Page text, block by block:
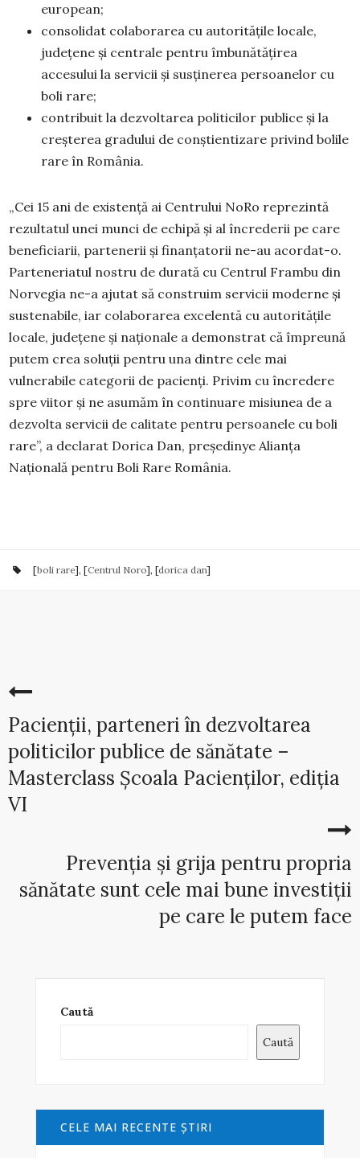
european;
consolidat colaborarea cu autoritățile locale,
județene și centrale pentru îmbunătățirea
accesului la servicii și susținerea persoanelor cu
boli rare;
contribuit la dezvoltarea politicilor publice și la
creșterea gradului de conștientizare privind bolile
rare în România.
„Cei 15 ani de existență ai Centrului NoRo reprezintă
rezultatul unei munci de echipă și al încrederii pe care
beneficiarii, partenerii și finanțatorii ne-au acordat-o.
Parteneriatul nostru de durată cu Centrul Frambu din
Norvegia ne-a ajutat să construim servicii moderne și
sustenabile, iar colaborarea excelentă cu autoritățile
locale, județene și naționale a demonstrat că împreună
putem crea soluții pentru una dintre cele mai
vulnerabile categorii de pacienți. Privim cu încredere
spre viitor și ne asumăm în continuare misiunea de a
dezvolta servicii de calitate pentru persoanele cu boli
rare”, a declarat Dorica Dan, președinye Alianța
Națională pentru Boli Rare România.
[boli rare], [Centrul Noro], [dorica dan]
Pacienții, parteneri în dezvoltarea
politicilor publice de sănătate –
Masterclass Școala Pacienților, ediția
VI
Prevenția și grija pentru propria
sănătate sunt cele mai bune investiții
pe care le putem face
Caută
Caută
CELE MAI RECENTE ŞTIRI